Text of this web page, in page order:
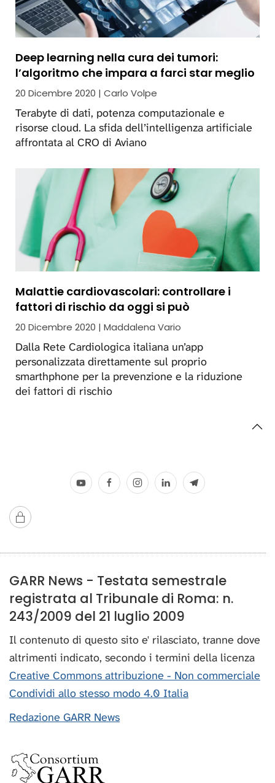
Deep learning nella cura dei tumori:
l’algoritmo che impara a farci star meglio
20 Dicembre 2020 | Carlo Volpe
Terabyte di dati, potenza computazionale e
risorse cloud. La sfida dell’intelligenza artificiale
affrontata al CRO di Aviano
Malattie cardiovascolari: controllare i
fattori di rischio da oggi si può
20 Dicembre 2020 | Maddalena Vario
Dalla Rete Cardiologica italiana un’app
personalizzata direttamente sul proprio
smarthphone per la prevenzione e la riduzione
dei fattori di rischio
GARR News - Testata semestrale
registrata al Tribunale di Roma: n.
243/2009 del 21 luglio 2009
Il contenuto di questo sito e' rilasciato, tranne dove
altrimenti indicato, secondo i termini della licenza
Creative Commons attribuzione - Non commerciale
Condividi allo stesso modo 4.0 Italia
Redazione GARR News